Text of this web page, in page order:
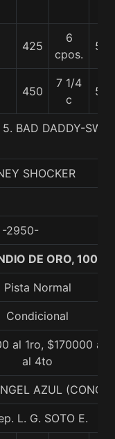
425
6
cpos.
56
450
7 1/4
c
56
BAD DADDY-
SHOCKER
-2950-
DE ORO, 1000
Pista Normal
Condicional
al 1ro, $170000 al
al 4to
AZUL (CONCE)
L. G. SOTO E.